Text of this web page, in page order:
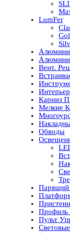
LumFer
Вент.
Интерьер
Карниз
Мелкие
Обводы
Профиль
Пульт